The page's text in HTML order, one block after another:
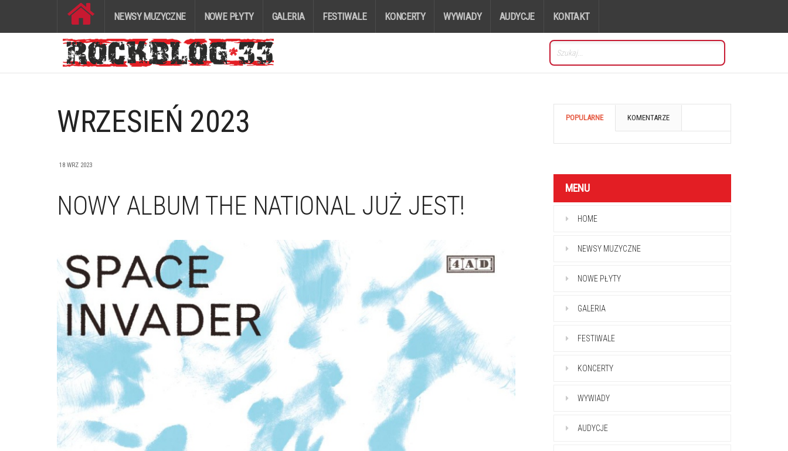
NEWSY MUZYCZNE NOWE PŁYTY GALERIA FESTIWALE KONCERTY WYWIADY AUDYCJE KONTAKT
WRZESIEŃ 2023
18 WRZ 2023
NOWY ALBUM THE NATIONAL JUŻ JEST!
POPULARNE KOMENTARZE
MENU
HOME
NEWSY MUZYCZNE
NOWE PŁYTY
GALERIA
FESTIWALE
KONCERTY
WYWIADY
AUDYCJE